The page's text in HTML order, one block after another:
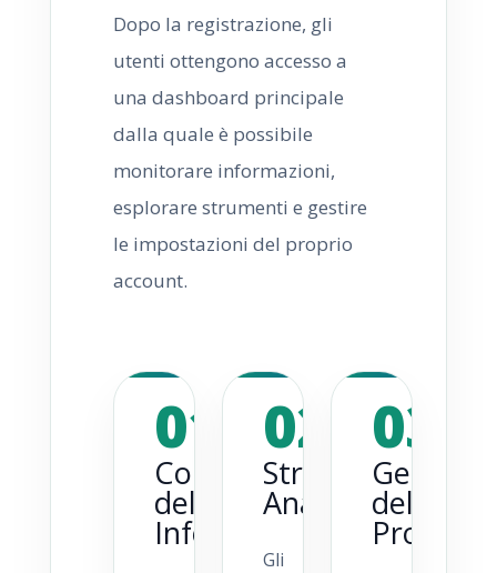
Dopo la registrazione, gli
utenti ottengono accesso a
una dashboard principale
dalla quale è possibile
monitorare informazioni,
esplorare strumenti e gestire
le impostazioni del proprio
account.
01
Consultazione
delle
Informazioni
02
Strumenti
Analitici
Gli
03
Gestione
del
Profilo